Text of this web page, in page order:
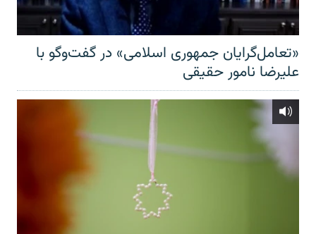
«تعامل‌گرایان جمهوری اسلامی» در گفت‌وگو با
علیرضا نامور حقیقی